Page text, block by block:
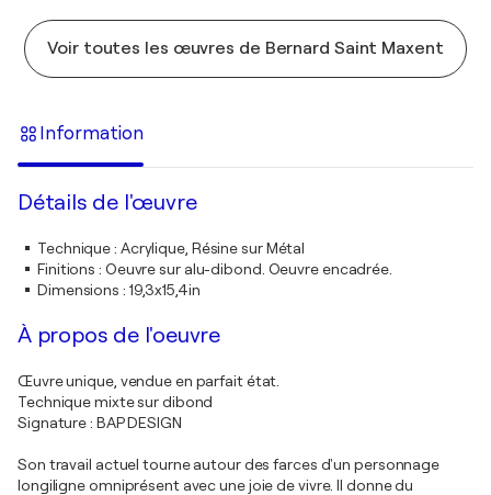
Voir toutes les œuvres de Bernard Saint Maxent
Information
Détails de l'œuvre
Technique: Acrylique, Résine sur Métal
Finitions : Oeuvre sur alu-dibond. Oeuvre encadrée.
Dimensions : 19,3x15,4in
À propos de l'oeuvre
Œuvre unique, vendue en parfait état.
Technique mixte sur dibond
Signature : BAP DESIGN
Son travail actuel tourne autour des farces d'un personnage
longiligne omniprésent avec une joie de vivre. Il donne du